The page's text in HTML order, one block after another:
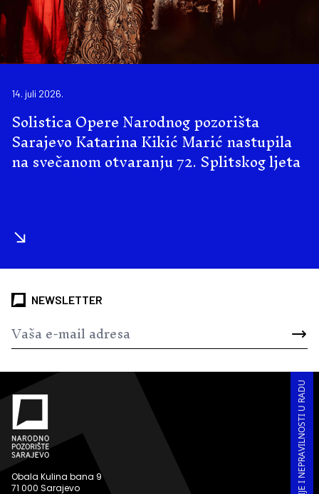
14. juli 2026.
Solistica Opere Narodnog pozorišta
Sarajevo Katarina Kikić Marić nastupila
na svečanom otvaranju 72. Splitskog ljeta
NEWSLETTER
Obala Kulina bana 9
71 000 Sarajevo